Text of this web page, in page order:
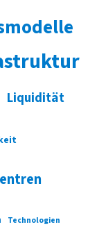
Liquidität
Technologien